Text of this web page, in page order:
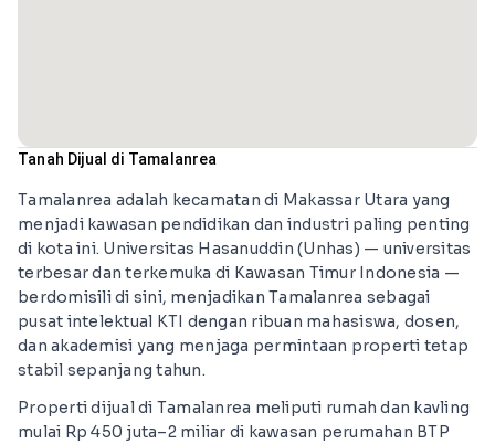
Tanah Dijual di Tamalanrea
Tamalanrea adalah kecamatan di Makassar Utara yang
menjadi kawasan pendidikan dan industri paling penting
di kota ini. Universitas Hasanuddin (Unhas) — universitas
terbesar dan terkemuka di Kawasan Timur Indonesia —
berdomisili di sini, menjadikan Tamalanrea sebagai
pusat intelektual KTI dengan ribuan mahasiswa, dosen,
dan akademisi yang menjaga permintaan properti tetap
stabil sepanjang tahun.
Properti dijual di Tamalanrea meliputi rumah dan kavling
mulai Rp 450 juta–2 miliar di kawasan perumahan BTP